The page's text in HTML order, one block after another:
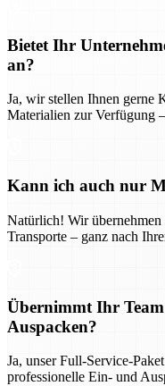
Bietet Ihr
an?
Ja, wir stellen Ihnen gerne
Materialien zur Verfügung
Kann ich auch nur
Natürlich! Wir übernehmen
Transporte – ganz nach
Übernimmt Ihr
Auspacken?
Ja, unser Full-Service-
professionelle Ein- und